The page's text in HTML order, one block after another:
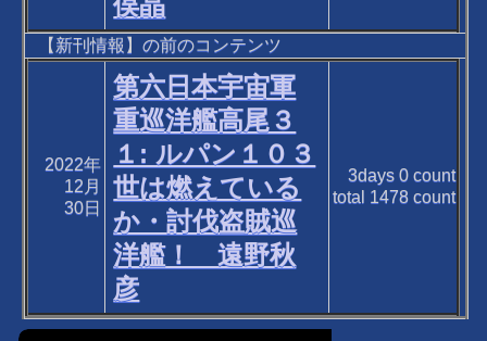
【新刊情報】の前のコンテンツ
2022年
12月
30日
第六日本宇宙軍
重巡洋艦高尾３
１: ルパン１０３
世は燃えている
か・討伐盗賊巡
洋艦！ 遠野秋
彦
3days 0count
total 1478count